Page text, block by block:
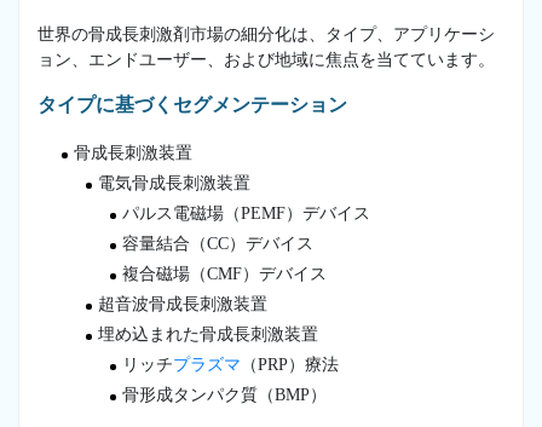
世界の骨成長刺激剤市場の細分化は、タイプ、アプリケーシ
ョン、エンドユーザー、および地域に焦点を当てています。
タイプに基づくセグメンテーション
骨成長刺激装置
電気骨成長刺激装置
パルス電磁場（PEMF）デバイス
容量結合（CC）デバイス
複合磁場（CMF）デバイス
超音波骨成長刺激装置
埋め込まれた骨成長刺激装置
リッチプラズマ （PRP）療法
骨形成タンパク質（BMP）